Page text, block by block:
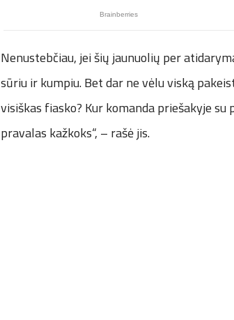
Nenustebčiau, jei šių jaunuolių per
sūriu ir kumpiu. Bet dar ne vėlu viską
visiškas fiasko? Kur komanda priešakyje
pravalas kažkoks“, – rašė jis.